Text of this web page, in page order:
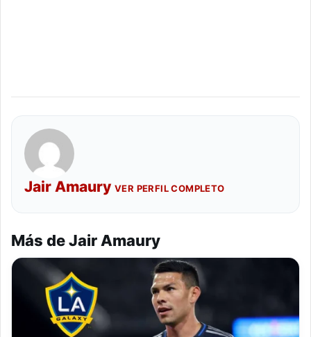
Jair Amaury VER PERFIL COMPLETO
Más de Jair Amaury